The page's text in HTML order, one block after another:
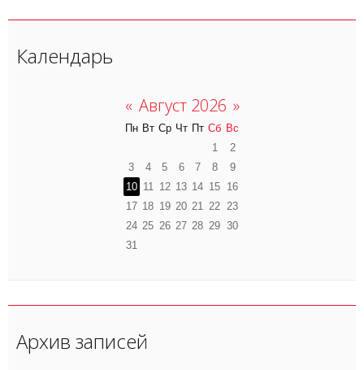
Календарь
« Август 2026 »
Пн Вт Ср Чт Пт Сб Вс
1
2
3
4 5 6 7 8
9
10 11 12 13 14 15 16
17 18 19 20 21 22 23
24 25 26 27 28 29 30
31
Архив записей